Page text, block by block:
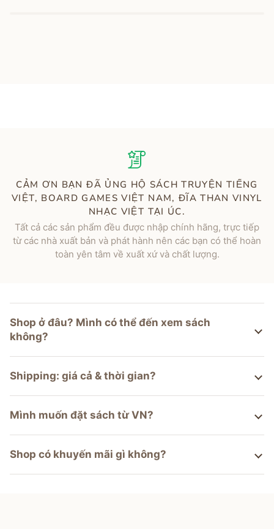
CẢM ƠN BẠN ĐÃ ỦNG HỘ SÁCH TRUYỆN TIẾNG
VIỆT, BOARD GAMES VIỆT NAM, ĐĨA THAN VINYL
NHẠC VIỆT TẠI ÚC.
Tất cả các sản phẩm đều được nhập chính hãng, trực tiếp
từ các nhà xuất bản và phát hành nên các bạn có thể hoàn
toàn yên tâm về xuất xứ và chất lượng.
Shop ở đâu? Mình có thể đến xem sách
không?
Shipping: giá cả & thời gian?
Mình muốn đặt sách từ VN?
Shop có khuyến mãi gì không?